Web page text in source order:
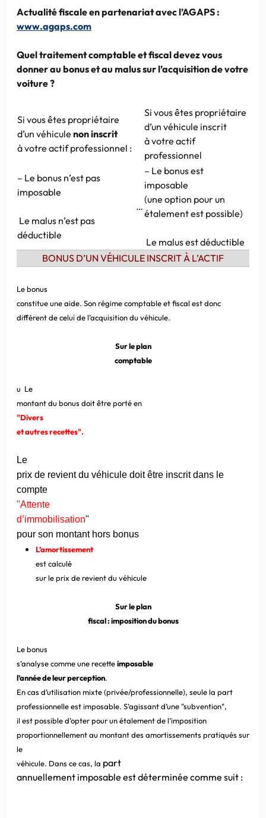
Actualité fiscale en partenariat avec l’AGAPS :
www.agaps.com
Quel traitement comptable et fiscal devez vous
donner au bonus et au malus sur l’acquisition de votre
voiture ?
Si vous êtes propriétaire
d’un véhicule non inscrit
à votre actif professionnel :
Si vous êtes propriétaire
d’un véhicule inscrit
à votre actif
professionnel
– Le bonus n’est pas
imposable
Le malus n’est pas
déductible
…
– Le bonus est
imposable
(une option pour un
étalement est possible)
Le malus est déductible
BONUS D’UN VÉHICULE INSCRIT À L’ACTIF
Le bonus
constitue une aide. Son régime comptable et fiscal est donc
différent de celui de l’acquisition du véhicule.
Sur le plan
comptable
u Le
montant du bonus doit être porté en
"Divers
et autres recettes".
Le
prix de revient du véhicule doit être inscrit dans le
compte
"Attente
d’immobilisation"
pour son montant hors bonus
L’amortissement
est calculé
sur le prix de revient du véhicule
Sur le plan
fiscal : imposition du bonus
Le bonus
s’analyse comme une recetteimposable
l’année de leur perception.
En cas d’utilisation mixte (privée/professionnelle), seule la part
professionnelle est imposable. S’agissant d’une "subvention",
il est possible d’opter pour un étalement de l’imposition
proportionnellement au montant des amortissements pratiqués sur
le
véhicule. Dans ce cas, la part
annuellement imposable est déterminée comme suit :